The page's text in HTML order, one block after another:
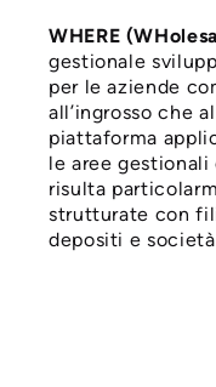
WHERE
gestionale
per le aziende
all’ingrosso che
piattaforma
le aree
risulta
strutturate con
depositi e